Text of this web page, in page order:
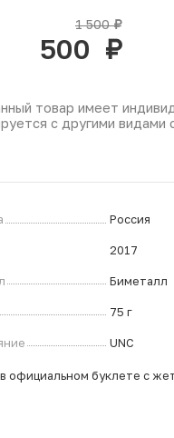
1 500руб.
500 руб.
товар имеет
с другими видами
Россия
2017
Биметалл
75 г
UNC
официальном буклете с